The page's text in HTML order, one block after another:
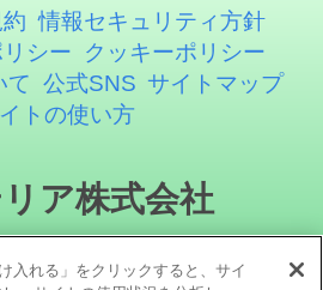
情報セキュリティ方針
シー
クッキーポリシー
て 公式SNS サイトマップ
トの使い方
ア株式会社
入れる」をクリックすると、サイ